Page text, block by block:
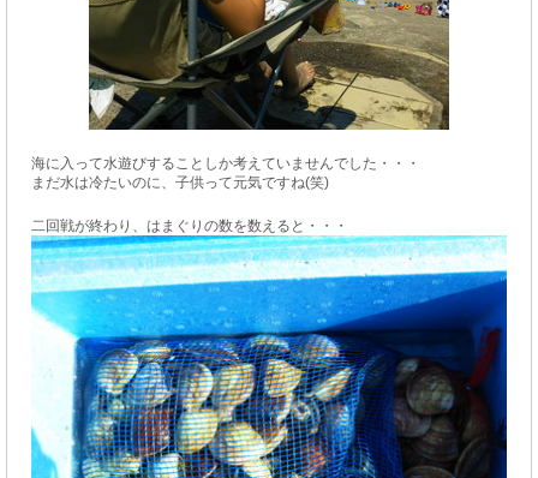
海に入って水遊びすることしか考えていませんでした・・・
まだ水は冷たいのに、 子供って元気ですね(笑)
二回戦が終わり、はまぐりの数を数えると・・・